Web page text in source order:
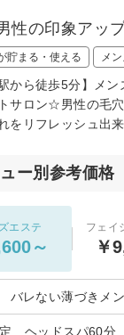
性の印象アッ
貯まる・使える メ
駅から徒歩5分】メ
サロン☆男性の毛
をリフレッシュ出
ー別参考価格
エステ
～
フェイ
￥
レない薄づきメ
ヘッドスパ60分